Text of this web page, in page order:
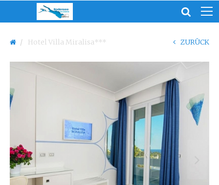
Hotel Villa Miralisa*** ZURÜCK